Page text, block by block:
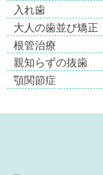
入れ歯
大人の歯並び矯正
根管治療
親知らずの抜歯
顎関節症